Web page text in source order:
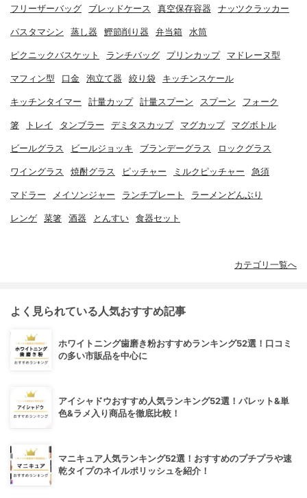
フリーザーバッグ ブレッドケース 真空保存容器 ナッツクラッカー
パスタマシン 蒸し器 鰹節削り器 弁当箱 水筒
ピクニックバスケット ランチバッグ プリンカップ マドレーヌ型
マフィン型 口金 泡立て器 絞り袋 キッチンスケール
キッチンタイマー 計量カップ 計量スプーン スプーン フォーク
箸 トレイ タンブラー デミタスカップ マグカップ マグボトル
ビールグラス ビールジョッキ ブランデーグラス ロックグラス
ワイングラス 焼酎グラス ピッチャー ミルクピッチャー 急須
マドラー メイソンジャー ランチプレート ラーメンどんぶり
レンゲ 菜箸 酒器 とんすい 食器セット
カテゴリ一覧へ
よく見られている人気おすすめ記事
ホワイトニング歯磨き粉おすすめランキング52選！口コミ
の多い市販品を中心に
アイシャドウおすすめ人気ランキング52選！パレット&単
色&ラメ入り商品を徹底比較！
マニキュア人気ランキング52選！おすすめのプチプラや速
乾タイプのネイルポリッシュを紹介！